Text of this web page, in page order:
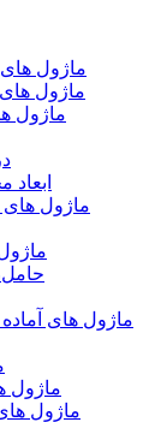
ماژول
ماژول
ماژول
ماژول
ماژول های
ماژول
ماژول